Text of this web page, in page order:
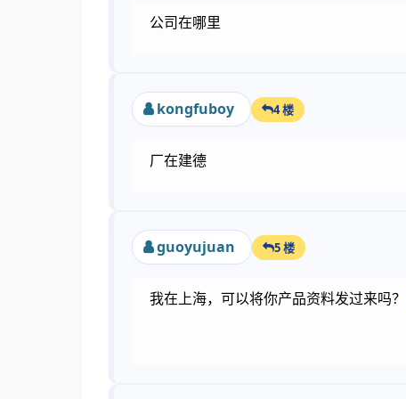
公司在哪里
kongfuboy 4 楼
厂在建德
guoyujuan 5 楼
我在上海，可以将你产品资料发过来吗？